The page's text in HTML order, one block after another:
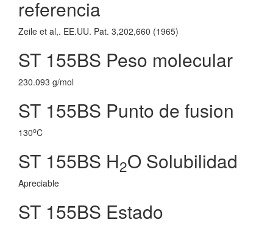
referencia
Zeile et al,. EE.UU. Pat. 3,202,660 (1965)
ST 155BS Peso molecular
230.093 g/mol
ST 155BS Punto de fusion
130oC
ST 155BS H2O Solubilidad
Apreciable
ST 155BS Estado